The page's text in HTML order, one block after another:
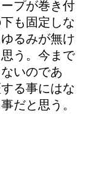
プが巻き付
も固定しな
るみが無け
う。今まで
いのであ
る事にはな
だと思う。